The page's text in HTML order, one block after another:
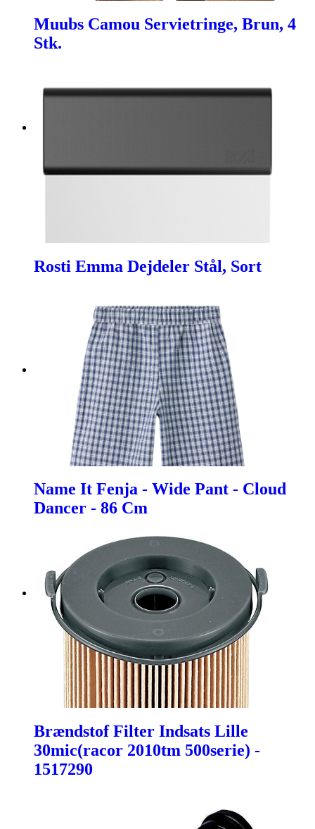
Muubs Camou Servietringe, Brun, 4
Stk.
Rosti Emma Dejdeler Stål, Sort
Name It Fenja - Wide Pant - Cloud
Dancer - 86 Cm
Brændstof Filter Indsats Lille
30mic(racor 2010tm 500serie) -
1517290